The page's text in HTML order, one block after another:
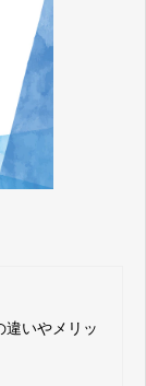
違いやメリッ